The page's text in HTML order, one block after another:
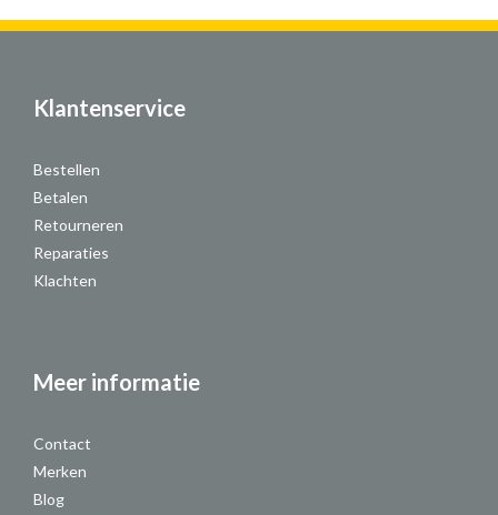
Klantenservice
Bestellen
Betalen
Retourneren
Reparaties
Klachten
Meer informatie
Contact
Merken
Blog